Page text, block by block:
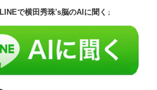
LINEで横田秀珠's脳のAIに聞く↓